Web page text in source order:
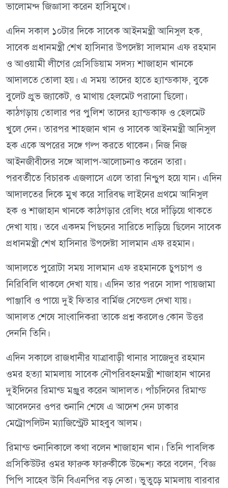
ভালোমন্দ জিজ্ঞাসা করেন হাসিমুখে।
এদিন সকাল ১০টার দিকে সাবেক আইনমন্ত্রী আনিসুল হক,
সাবেক প্রধানমন্ত্রী শেখ হাসিনার উপদেষ্টা সালমান এফ রহমান
ও আওয়ামী লীগের প্রেসিডিয়াম সদস্য শাজাহান খানকে
আদালতে তোলা হয়। এ সময় তাদের হাতে হ্যান্ডকাফ, বুকে
বুলেট প্রুভ জ্যাকেট, ও মাথায় হেলমেট পরানো ছিলো।
কাঠগড়ায় তোলার পর পুলিশ তাদের হ্যান্ডকাফ ও হেলমেট
খুলে দেন। তারপর শাহজান খান ও সাবেক আইনমন্ত্রী আনিসুল
হক একে অপরের সঙ্গে গল্প করতে থাকেন। নিজ নিজ
আইনজীবীদের সঙ্গে আলাপ-আলোচনাও করেন তারা।
পরবর্তীতে বিচারক এজলাসে এলে তারা নিশ্চুপ হয়ে যান। এদিন
আদালতের দিকে মুখ করে সারিবদ্ধ লাইনের প্রথমে আনিসুল
হক ও শাজাহান খানকে কাঠগড়ার রেলিং ধরে দাঁড়িয়ে থাকতে
দেখা যায়। তবে একদম পিছনের সারিতে দাড়িয়ে ছিলেন সাবেক
প্রধানমন্ত্রী শেখ হাসিনার উপদেষ্টা সালমান এফ রহমান।
আদালতে পুরোটা সময় সালমান এফ রহমানকে চুপচাপ ও
নিরিবিলি থাকলে দেখা যায়। এদিন তার পরনে সাদা পায়জামা
পাঞ্জাবি ও পায়ে দুই ফিতার বার্মিজ সেন্ডেল দেখা যায়।
আদালত শেষে সাংবাদিকরা তাকে প্রশ্ন করলেও কোন উত্তর
দেননি তিনি।
এদিন সকালে রাজধানীর যাত্রাবাড়ী থানার সাজেদুর রহমান
ওমর হত্যা মামলায় সাবেক নৌপরিবহনমন্ত্রী শাজাহান খানের
দুইদিনের রিমান্ড মঞ্জুর করেন আদালত। পাঁচদিনের রিমান্ড
আবেদনের ওপর শুনানি শেষে এ আদেশ দেন ঢাকার
মেট্রোপলিটন ম্যাজিস্ট্রেট মাহবুব আলম।
রিমান্ড শুনানিকালে কথা বলেন শাজাহান খান। তিনি পাবলিক
প্রসিকিউটর ওমর ফারুক ফারুকীকে উদ্দেশ্য করে বলেন, ‘বিজ্ঞ
পিপি সাহেব উনি বিএনপির বড় নেতা। ভুতুড়ে মামলায় বারবার